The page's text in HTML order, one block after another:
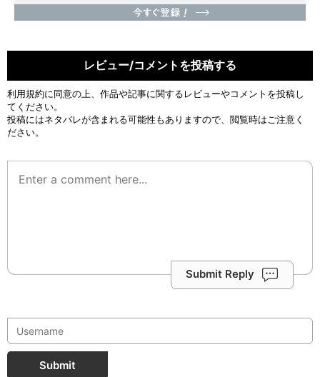
レビュー/コメントを投稿する
利用規約に同意の上、作品や記事に関するレビューやコメントを投稿し
てください。
投稿にはネタバレが含まれる可能性もありますので、閲覧時はご注意く
ださい。
Submit Reply
Submit